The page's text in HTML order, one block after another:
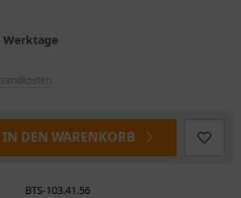
Werktage
IN DEN WARENKORB
BTS-103.41.56